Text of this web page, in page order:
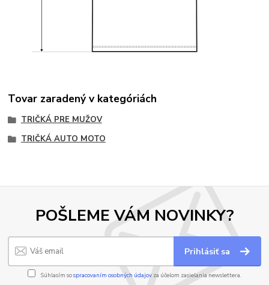
Tovar zaradený v kategóriách
TRIČKÁ PRE MUŽOV
TRIČKÁ AUTO MOTO
POŠLEME VÁM NOVINKY?
Prihlásiť sa
Súhlasím sospracovaním osobných údajov za účelom zasielania newslettera.